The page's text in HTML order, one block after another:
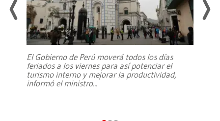
El Gobierno de Perú moverá todos los días
feriados a los viernes para así potenciar el
turismo interno y mejorar la productividad,
informó el ministro...